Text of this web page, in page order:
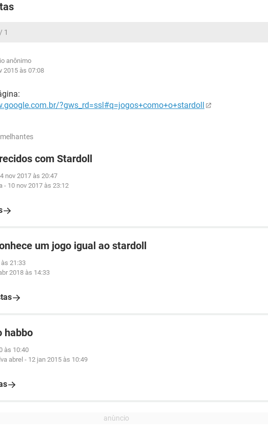
1
anônimo
2015 às 07:08
?gws_rd=ssl#q=jogos+como+o+stardoll
com Stardoll
4 nov 2017 às 20:47
- 10 nov 2017 às 23:12
um jogo igual ao stardoll
21:33
2018 às 14:33
habbo
às 10:40
abrel - 12 jan 2015 às 10:49